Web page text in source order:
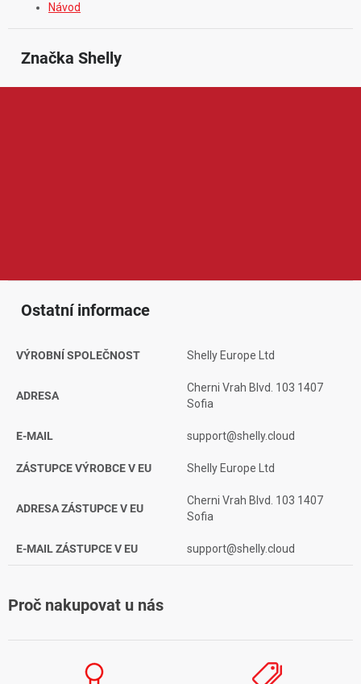
Návod
Značka Shelly
Ostatní informace
VÝROBNÍ SPOLEČNOST Shelly Europe Ltd
ADRESA
Cherni Vrah Blvd. 103 1407
Sofia
E-MAIL support@shelly.cloud
ZÁSTUPCE VÝROBCE V EU Shelly Europe Ltd
ADRESA ZÁSTUPCE V EU
Cherni Vrah Blvd. 103 1407
Sofia
E-MAIL ZÁSTUPCE V EU support@shelly.cloud
Proč nakupovat u nás